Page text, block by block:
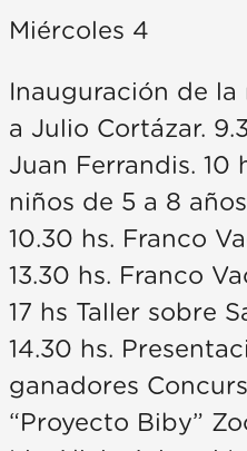
Miércoles 4
Inauguración de
a Julio Cortázar.
Juan Ferrandis. 10
niños de 5 a 8
10.30 hs. Franco
13.30 hs. Franco
17 hs Taller sobre
14.30 hs.
ganadores
“Proyecto Biby”